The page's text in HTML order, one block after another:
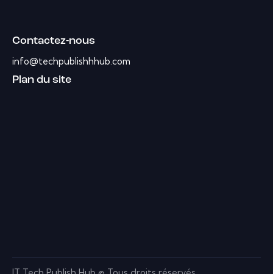
Contactez-nous
info@techpublishhhub.com
Plan du site